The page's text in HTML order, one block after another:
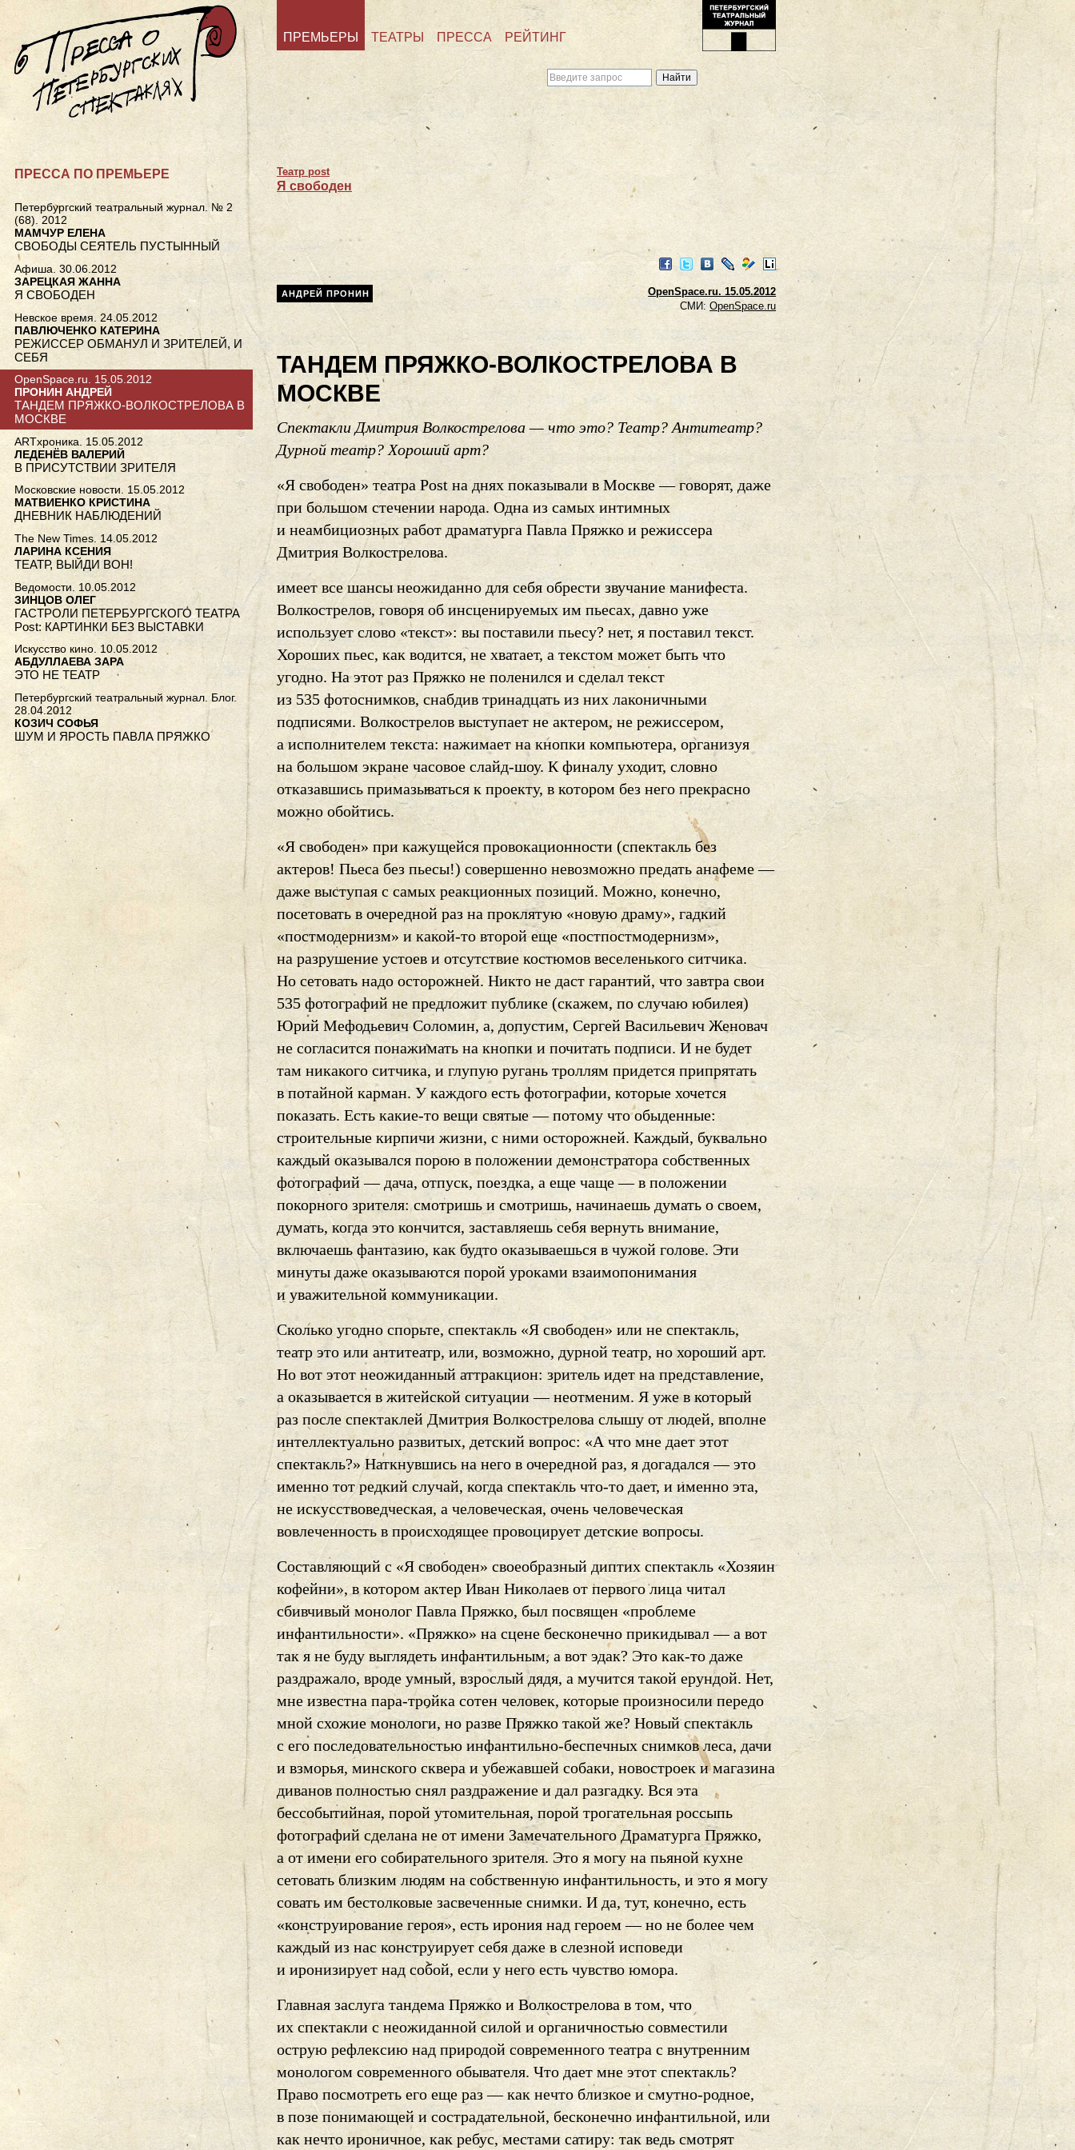
ПРЕМЬЕРЫ ТЕАТРЫ ПРЕССА РЕЙТИНГ
Театр post
Я свободен
Facebook
TwitterVKontakte
LiveJournal
Мой
LiveInternet
OpenSpace.ru. 15.05.2012
СМИ:OpenSpace.ru
АНДРЕЙ ПРОНИН
ТАНДЕМ ПРЯЖКО-ВОЛКОСТРЕЛОВА В
МОСКВЕ
Спектакли Дмитрия Волкострелова — что это? Театр? Антитеатр?
Дурной театр? Хороший арт?
«Я свободен» театра Post на днях показывали в Москве — говорят, даже
при большом стечении народа. Одна из самых интимных
и неамбициозных работ драматурга Павла Пряжко и режиссера
Дмитрия Волкострелова.
имеет все шансы неожиданно для себя обрести звучание манифеста.
Волкострелов, говоря об инсценируемых им пьесах, давно уже
использует слово «текст»: вы поставили пьесу? нет, я поставил текст.
Хороших пьес, как водится, не хватает, а текстом может быть что
угодно. На этот раз Пряжко не поленился и сделал текст
из 535 фотоснимков, снабдив тринадцать из них лаконичными
подписями. Волкострелов выступает не актером, не режиссером,
а исполнителем текста: нажимает на кнопки компьютера, организуя
на большом экране часовое слайд-шоу. К финалу уходит, словно
отказавшись примазываться к проекту, в котором без него прекрасно
можно обойтись.
«Я свободен» при кажущейся провокационности (спектакль без
актеров! Пьеса без пьесы!) совершенно невозможно предать анафеме —
даже выступая с самых реакционных позиций. Можно, конечно,
посетовать в очередной раз на проклятую «новую драму», гадкий
«постмодернизм» и какой-то второй еще «постпостмодернизм»,
на разрушение устоев и отсутствие костюмов веселенького ситчика.
Но сетовать надо осторожней. Никто не даст гарантий, что завтра свои
535 фотографий не предложит публике (скажем, по случаю юбилея)
Юрий Мефодьевич Соломин, а, допустим, Сергей Васильевич Женовач
не согласится понажимать на кнопки и почитать подписи. И не будет
там никакого ситчика, и глупую ругань троллям придется припрятать
в потайной карман. У каждого есть фотографии, которые хочется
показать. Есть какие-то вещи святые — потому что обыденные:
строительные кирпичи жизни, с ними осторожней. Каждый, буквально
каждый оказывался порою в положении демонстратора собственных
фотографий — дача, отпуск, поездка, а еще чаще — в положении
покорного зрителя: смотришь и смотришь, начинаешь думать о своем,
думать, когда это кончится, заставляешь себя вернуть внимание,
включаешь фантазию, как будто оказываешься в чужой голове. Эти
минуты даже оказываются порой уроками взаимопонимания
и уважительной коммуникации.
Сколько угодно спорьте, спектакль «Я свободен» или не спектакль,
театр это или антитеатр, или, возможно, дурной театр, но хороший арт.
Но вот этот неожиданный аттракцион: зритель идет на представление,
а оказывается в житейской ситуации — неотменим. Я уже в который
раз после спектаклей Дмитрия Волкострелова слышу от людей, вполне
интеллектуально развитых, детский вопрос: «А что мне дает этот
спектакль?» Наткнувшись на него в очередной раз, я догадался — это
именно тот редкий случай, когда спектакль что-то дает, и именно эта,
не искусствоведческая, а человеческая, очень человеческая
вовлеченность в происходящее провоцирует детские вопросы.
Составляющий с «Я свободен» своеобразный диптих спектакль «Хозяин
кофейни», в котором актер Иван Николаев от первого лица читал
сбивчивый монолог Павла Пряжко, был посвящен «проблеме
инфантильности». «Пряжко» на сцене бесконечно прикидывал — а вот
так я не буду выглядеть инфантильным, а вот эдак? Это как-то даже
раздражало, вроде умный, взрослый дядя, а мучится такой ерундой. Нет,
мне известна пара-тройка сотен человек, которые произносили передо
мной схожие монологи, но разве Пряжко такой же? Новый спектакль
с его последовательностью инфантильно-беспечных снимков леса, дачи
и взморья, минского сквера и убежавшей собаки, новостроек и магазина
диванов полностью снял раздражение и дал разгадку. Вся эта
бессобытийная, порой утомительная, порой трогательная россыпь
фотографий сделана не от имени Замечательного Драматурга Пряжко,
а от имени его собирательного зрителя. Это я могу на пьяной кухне
сетовать близким людям на собственную инфантильность, и это я могу
совать им бестолковые засвеченные снимки. И да, тут, конечно, есть
«конструирование героя», есть ирония над героем — но не более чем
каждый из нас конструирует себя даже в слезной исповеди
и иронизирует над собой, если у него есть чувство юмора.
Главная заслуга тандема Пряжко и Волкострелова в том, что
их спектакли с неожиданной силой и органичностью совместили
острую рефлексию над природой современного театра с внутренним
монологом современного обывателя. Что дает мне этот спектакль?
Право посмотреть его еще раз — как нечто близкое и смутно-родное,
в позе понимающей и сострадательной, бесконечно инфантильной, или
как нечто ироничное, как ребус, местами сатиру: так ведь смотрят
ПРЕССА ПО ПРЕМЬЕРЕ
Петербургский театральный журнал. № 2
(68). 2012
МАМЧУР ЕЛЕНА
СВОБОДЫ СЕЯТЕЛЬ ПУСТЫННЫЙ
Афиша. 30.06.2012
ЗАРЕЦКАЯ ЖАННА
Я СВОБОДЕН
Невское время. 24.05.2012
ПАВЛЮЧЕНКО КАТЕРИНА
РЕЖИССЕР ОБМАНУЛ И ЗРИТЕЛЕЙ, И
СЕБЯ
OpenSpace.ru. 15.05.2012
ПРОНИН АНДРЕЙ
ТАНДЕМ ПРЯЖКО-ВОЛКОСТРЕЛОВА В
МОСКВЕ
ARTхроника. 15.05.2012
ЛЕДЕНЁВ ВАЛЕРИЙ
В ПРИСУТСТВИИ ЗРИТЕЛЯ
Московские новости. 15.05.2012
МАТВИЕНКО КРИСТИНА
ДНЕВНИК НАБЛЮДЕНИЙ
The New Times. 14.05.2012
ЛАРИНА КСЕНИЯ
ТЕАТР, ВЫЙДИ ВОН!
Ведомости. 10.05.2012
ЗИНЦОВ ОЛЕГ
ГАСТРОЛИ ПЕТЕРБУРГСКОГО ТЕАТРА
Post: КАРТИНКИ БЕЗ ВЫСТАВКИ
Искусство кино. 10.05.2012
АБДУЛЛАЕВА ЗАРА
ЭТО НЕ ТЕАТР
Петербургский театральный журнал. Блог.
28.04.2012
КОЗИЧ СОФЬЯ
ШУМ И ЯРОСТЬ ПАВЛА ПРЯЖКО